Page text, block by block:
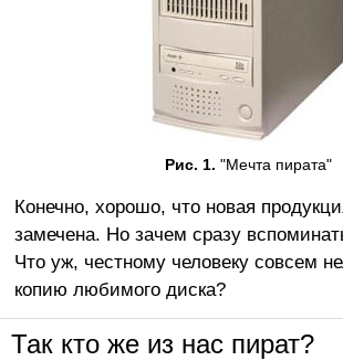
Рис. 1. "Мечта пирата"
Конечно, хорошо, что новая
замечена. Но зачем сразу
Что уж, честному человеку совсем
копию любимого диска?
Так кто же из нас пират?